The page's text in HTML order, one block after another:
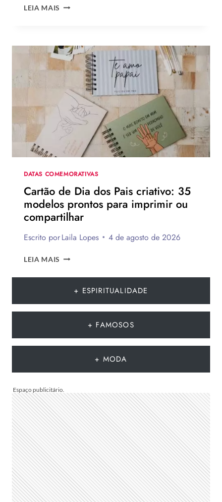
LEIA MAIS QUANDO
PAIS
2026?
DESCUBRA
QUE
DATA
MUDA
DATAS COMEMORATIVAS
Cartão de Dia dos Pais criativo: 35
modelos prontos para imprimir ou
compartilhar
Escrito porLaila Lopes 4 de agosto de 2026
LEIA MAIS CARTÃO
DIA
MODELOS
PRONTOS
OU
+ ESPIRITUALIDADE
+ FAMOSOS
+ MODA